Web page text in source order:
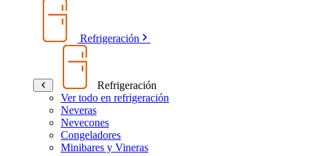
Refrigeración
Refrigeración
Ver todo en refrigeración
Neveras
Nevecones
Congeladores
Minibares y Vineras